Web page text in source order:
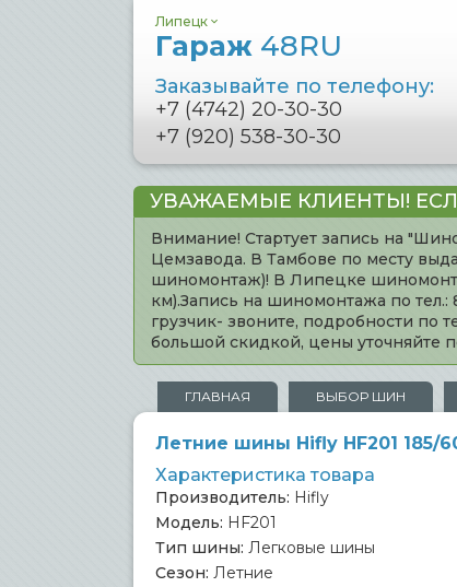
Липецк
Гараж 48RU
Заказывайте по телефону:
+7 (4742) 20-30-30
+7 (920) 538-30-30
УВАЖАЕМЫЕ КЛИЕНТЫ!
Внимание! Стартует запись на
Цемзавода. В Тамбове по месту
шиномонтаж)! В Липецке
км).Запись на шиномонтажа по
грузчик- звоните, подробности
большой скидкой, цены
ГЛАВНАЯ ВЫБОР ШИН
Летние шины Hifly HF201 185/
Характеристика товара
Производитель: Hifly
Модель: HF201
Тип шины: Легковые шины
Сезон: Летние